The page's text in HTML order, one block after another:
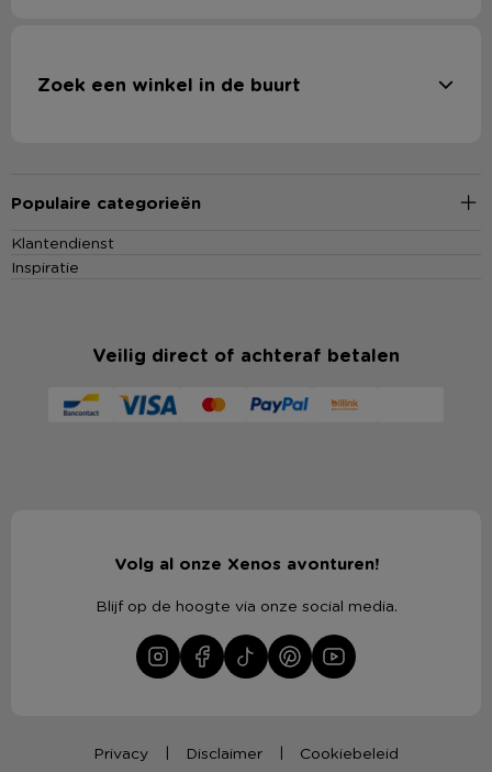
Zoek een winkel in de buurt
Populaire categorieën
Klantendienst
Inspiratie
Veilig direct of achteraf betalen
Volg al onze Xenos avonturen!
Blijf op de hoogte via onze social media.
Privacy Disclaimer
Cookiebeleid